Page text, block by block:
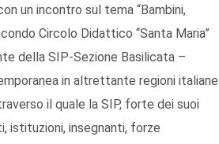
un incontro sul tema “Bambini,
Circolo Didattico “Santa Maria”
della SIP-Sezione Basilicata –
in altrettante regioni italiane
il quale la SIP, forte dei suoi
istituzioni, insegnanti, forze